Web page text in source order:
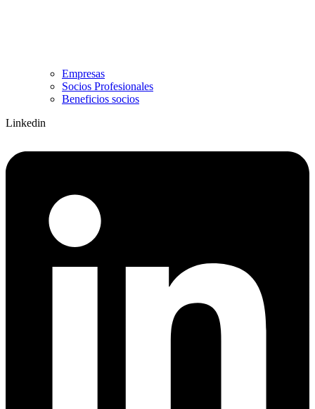
Empresas
Socios Profesionales
Beneficios socios
Linkedin